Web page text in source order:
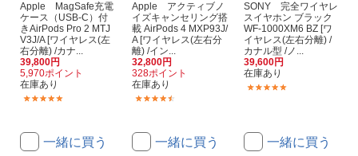
Apple MagSafe充電
ケース（USB-C）付
きAirPods Pro 2 MTJ
V3J/A [ワイヤレス(左
右分離) /カナ...
39,800円
5,970ポイント
在庫あり
一緒に買う
Apple アクティブノ
イズキャンセリング搭
載 AirPods 4 MXP93J/
A [ワイヤレス(左右分
離) /イン...
32,800円
328ポイント
在庫あり
一緒に買う
SONY 完全ワイヤレ
スイヤホン ブラック
WF-1000XM6 BZ [ワ
イヤレス(左右分離) /
カナル型 /ノ...
39,600円
在庫あり
一緒に買う